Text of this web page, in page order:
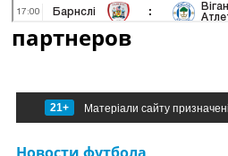
партнеров
21+ Матеріали сайту